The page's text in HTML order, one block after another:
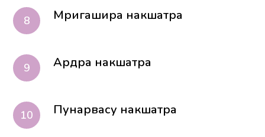
Мригашира накшатра
Ардра накшатра
Пунарвасу накшатра